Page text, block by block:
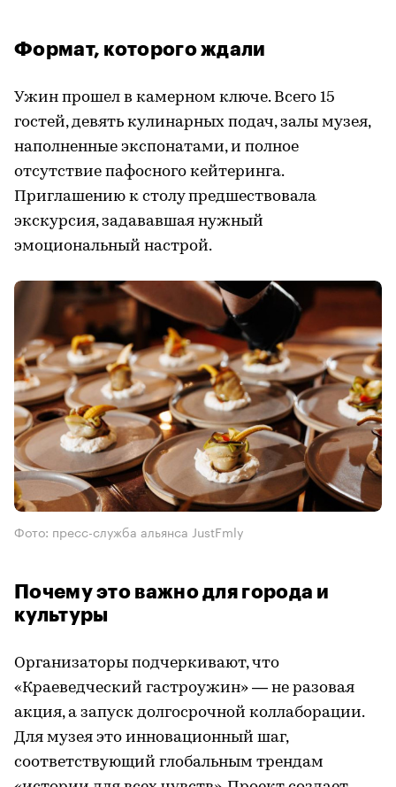
Формат, которого ждали
Ужин прошел в камерном ключе. Всего 15
гостей, девять кулинарных подач, залы музея,
наполненные экспонатами, и полное
отсутствие пафосного кейтеринга.
Приглашению к столу предшествовала
экскурсия, задававшая нужный
эмоциональный настрой.
Фото: пресс-служба альянса JustFmly
Почему это важно для города и
культуры
Организаторы подчеркивают, что
«Краеведческий гастроужин» — не разовая
акция, а запуск долгосрочной коллаборации.
Для музея это инновационный шаг,
соответствующий глобальным трендам